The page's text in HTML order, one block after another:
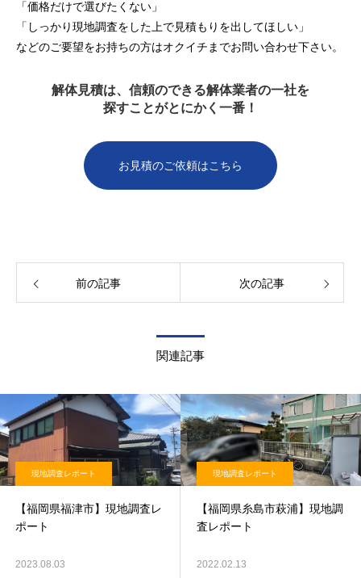
「価格だけで選びたくない」
「しっかり現地調査をした上で見積もりを出してほしい」
などのご要望をお持ちの方はオクイチまでお問い合わせ下さい。
解体見積は、信頼のできる解体業者の一社を
探すことがとにかく一番！
お見積のご依頼はこちら
前の記事 次の記事
関連記事
現地調査レポート
【福岡県福津市】現地調査レ
ポート
2023.08.03
現地調査レポート
【福岡県糸島市萩浦】現地調
査レポート
2022.02.13